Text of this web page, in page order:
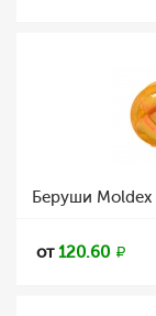
Беруши Moldex
от120.60